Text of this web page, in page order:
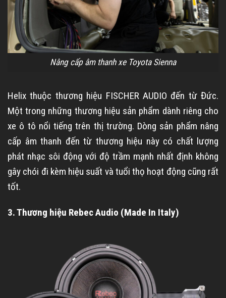
Nâng cấp âm thanh xe Toyota Sienna
Helix thuộc thương hiệu FISCHER AUDIO đến từ Đức.
Một trong những thương hiệu sản phẩm dành riêng cho
xe ô tô nổi tiếng trên thị trường. Dòng sản phẩm nâng
cấp âm thanh đến từ thương hiệu này có chất lượng
phát nhạc sôi động với độ trầm mạnh nhất định không
gây chói đi kèm hiệu suất và tuổi thọ hoạt động cũng rất
tốt.
3. Thương hiệu Rebec Audio (Made In Italy)